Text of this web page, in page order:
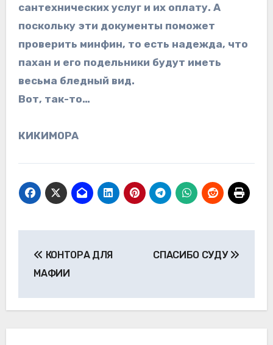
сантехнических услуг и их оплату. А
поскольку эти документы поможет
проверить минфин, то есть надежда, что
пахан и его подельники будут иметь
весьма бледный вид.
Вот, так-то…
КИКИМОРА
по
КОНТОРА ДЛЯ
МАФИИ
СПАСИБО СУДУ